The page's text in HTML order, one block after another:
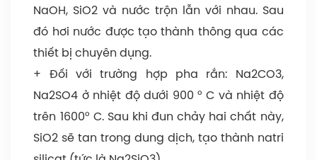
NaOH, SiO2 và nước trộn lẫn với nhau. Sau
đó hơi nước được tạo thành thông qua các
thiết bị chuyên dụng.
+ Đối với trường hợp pha rắn: Na2CO3,
Na2SO4 ở nhiệt độ dưới 900 ° C và nhiệt độ
trên 1600° C. Sau khi đun chảy hai chất này,
SiO2 sẽ tan trong dung dịch, tạo thành natri